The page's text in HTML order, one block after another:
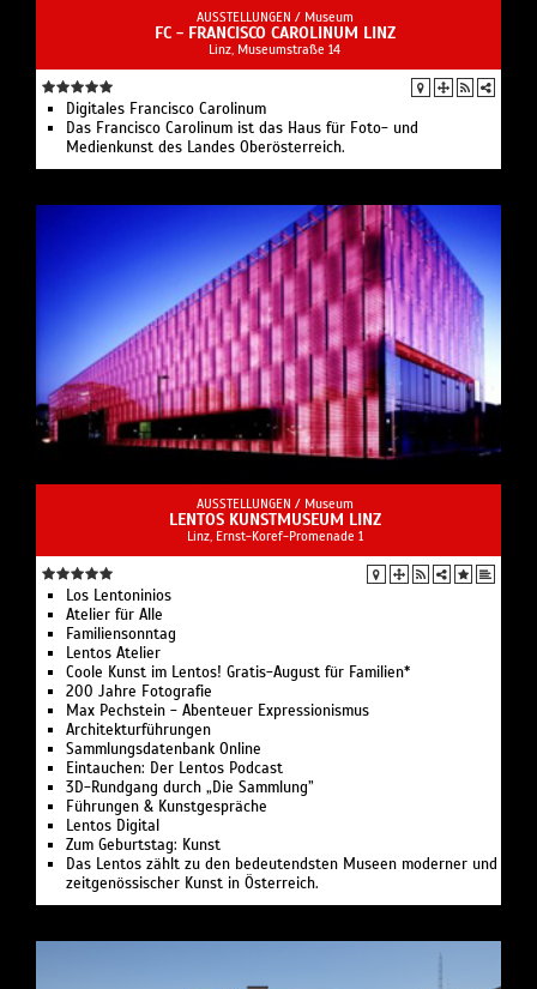
AUSSTELLUNGEN / Museum
FC - FRANCISCO CAROLINUM LINZ
Linz, Museumstraße 14
Digitales Francisco Carolinum
Das Francisco Carolinum ist das Haus für Foto- und
Medienkunst des Landes Oberösterreich.
AUSSTELLUNGEN / Museum
LENTOS KUNSTMUSEUM LINZ
Linz, Ernst-Koref-Promenade 1
Los Len­to­ni­ni­os
Ate­lier für Alle
Familiensonntag
Lentos Atelier
Coo­le Kunst im Lentos! Gra­tis-August für Familien*
200 Jah­re Fotografie
Max Pech­stein - Aben­teu­er Expressionismus
Archi­tek­tur­füh­run­gen
Samm­lungs­da­ten­bank Online
Ein­tau­chen: Der Lentos Podcast
3D-Rund­gang durch ​„Die Sammlung”
Füh­run­gen & Kunstgespräche
Lentos Digi­tal
Zum Geburts­tag: Kunst
Das Lentos zählt zu den bedeutendsten Museen moderner und
zeitgenössischer Kunst in Österreich.